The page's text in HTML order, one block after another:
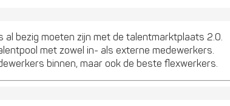
bezig moeten zijn met de talentmarktplaats 2.0.
met zowel in- als externe medewerkers.
binnen, maar ook de beste flexwerkers.